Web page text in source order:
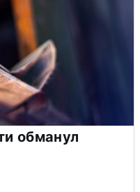
обманул